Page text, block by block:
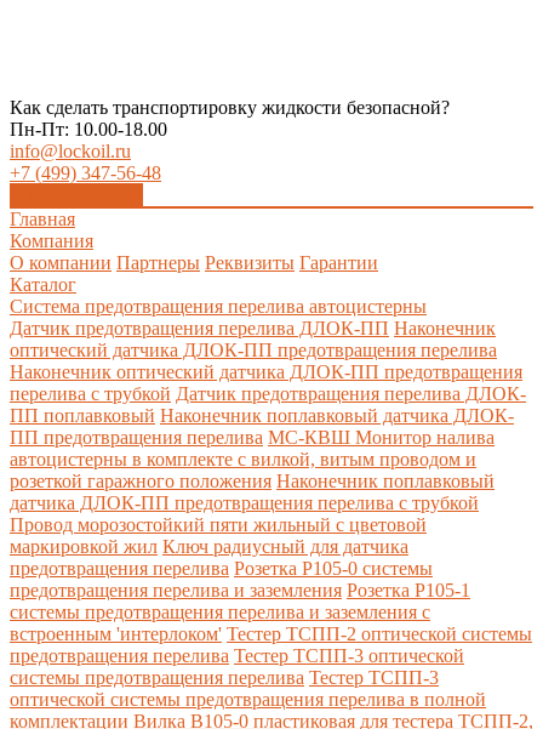
Как сделать транспортировку жидкости безопасной?
Пн-Пт: 10.00-18.00
info@lockoil.ru
+7 (499) 347-56-48
Главная
Компания
О компании Партнеры Реквизиты Гарантии
Каталог
Система предотвращения перелива автоцистерны
Датчик предотвращения перелива ДЛОК-ПП Наконечник
оптический датчика ДЛОК-ПП предотвращения перелива
Наконечник оптический датчика ДЛОК-ПП предотвращения
перелива с трубкой Датчик предотвращения перелива ДЛОК-
ПП поплавковый Наконечник поплавковый датчика ДЛОК-
ПП предотвращения перелива МС-КВШ Монитор налива
автоцистерны в комплекте с вилкой, витым проводом и
розеткой гаражного положения Наконечник поплавковый
датчика ДЛОК-ПП предотвращения перелива с трубкой
Провод морозостойкий пяти жильный с цветовой
маркировкой жил Ключ радиусный для датчика
предотвращения перелива Розетка Р105-0 системы
предотвращения перелива и заземления Розетка Р105-1
системы предотвращения перелива и заземления с
встроенным 'интерлоком' Тестер ТСПП-2 оптической системы
предотвращения перелива Тестер ТСПП-3 оптической
системы предотвращения перелива Тестер ТСПП-3
оптической системы предотвращения перелива в полной
комплектации Вилка В105-0 пластиковая для тестера ТСПП-2,